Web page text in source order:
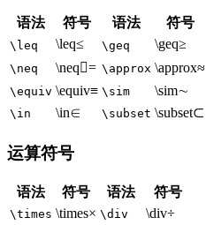
语法 符号 语法 符号
\leq \leq≤ \geq \geq≥
\neq \neq= \approx \approx≈
\equiv \equiv≡ \sim \sim∼
\in \in∈ \subset \subset⊂
运算符号
语法 符号 语法 符号
\times \times× \div \div÷